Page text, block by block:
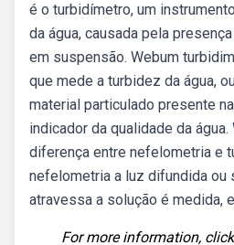
é o turbidímetro, um
da água, causada pela
em suspensão. Webum
que mede a turbidez da água,
material particulado presente
indicador da qualidade da
diferença entre nefelometria e
nefelometria a luz difundida ou
atravessa a solução é medida,
For more information,